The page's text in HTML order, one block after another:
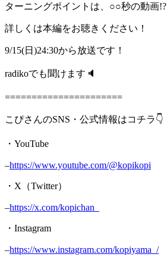
ターニングポイントは、○○秒の動画!?
詳しくは本編をお聴きください！
9/15(日)24:30から放送です！
radikoでも聞けます🔈
======================
こぴさんのSNS・公式情報はコチラ👇
・YouTube
–https://www.youtube.com/@kopikopi
・X（Twitter）
–https://x.com/kopichan_
・Instagram
–https://www.instagram.com/kopiyama_/